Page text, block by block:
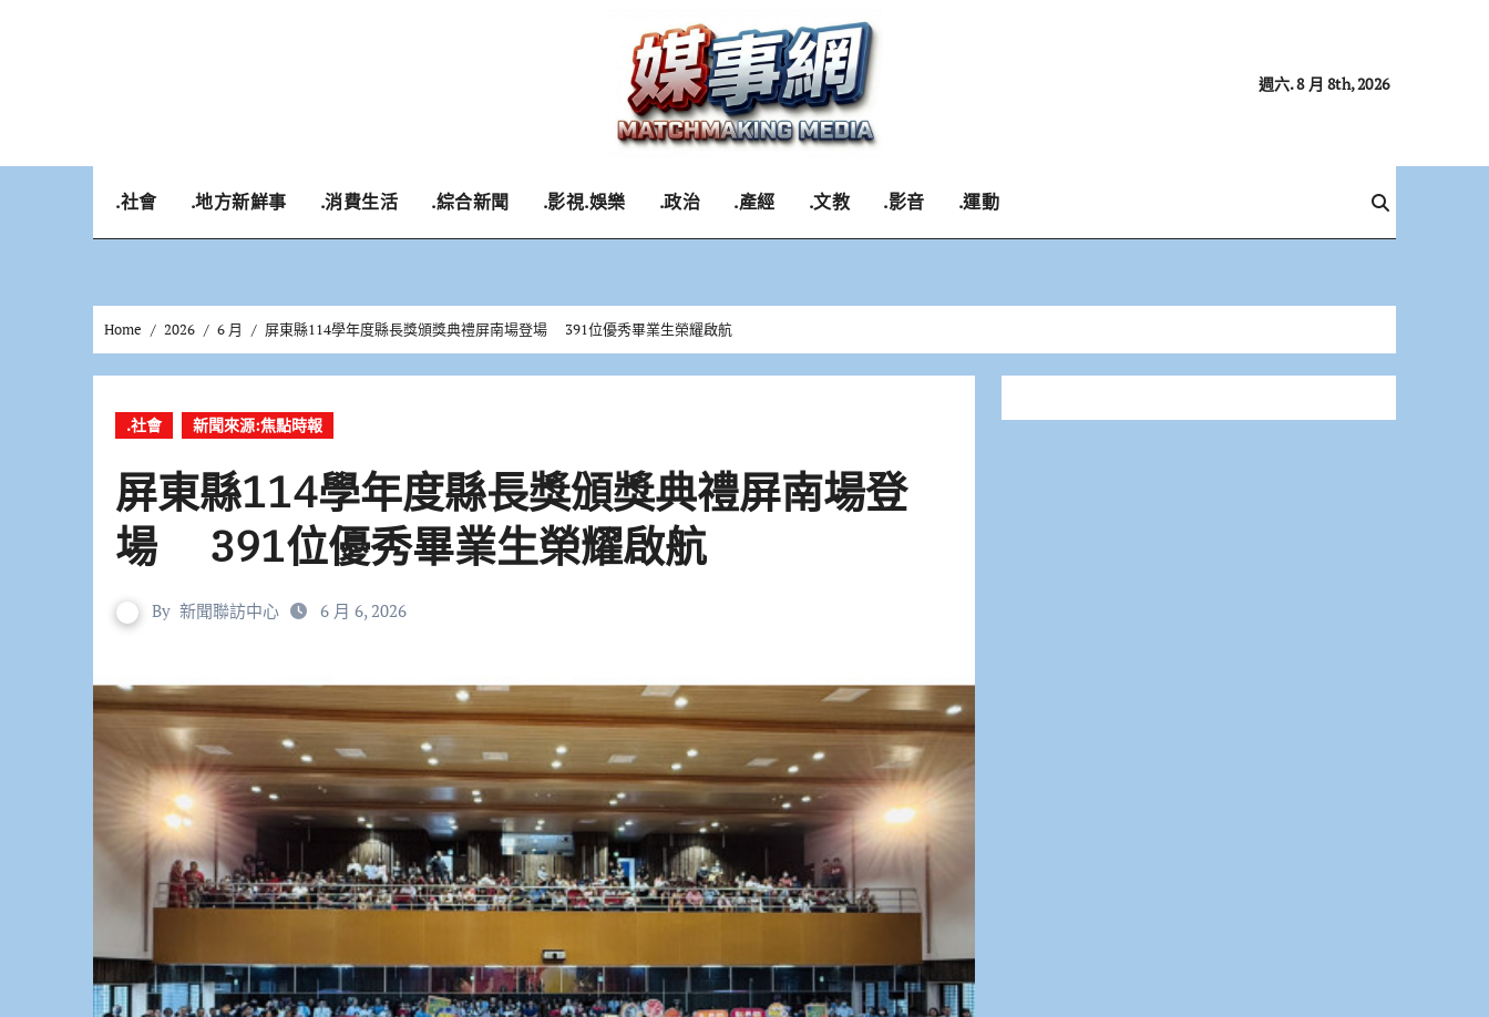
週六. 8 月 8th, 2026
.社會 .地方新鮮事 .消費生活 .綜合新聞 .影視.娛樂 .政治 .產經 .文教 .影音 .運動
Home 2026 6 月 屏東縣114學年度縣長獎頒獎典禮屏南場登場 391位優秀畢業生榮耀啟航
.社會 新聞來源:焦點時報
屏東縣114學年度縣長獎頒獎典禮屏南場登
場 391位優秀畢業生榮耀啟航
By 新聞聯訪中心 6 月 6, 2026